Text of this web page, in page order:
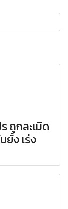
ถูกละเมิด
ง เร่ง